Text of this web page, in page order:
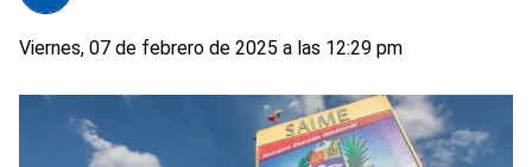
Viernes, 07 de febrero de 2025 a las 12:29 pm